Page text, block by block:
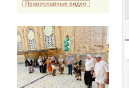
Православные видео